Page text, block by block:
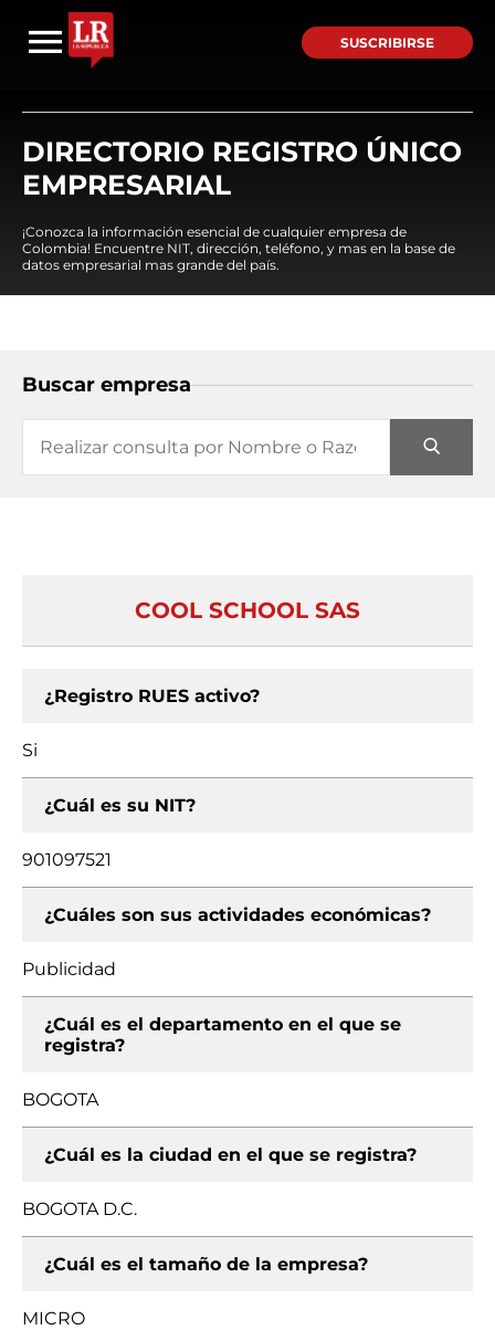
SUSCRIBIRSE
DIRECTORIO REGISTRO ÚNICO
EMPRESARIAL
¡Conozca la información esencial de cualquier empresa de
Colombia! Encuentre NIT, dirección, teléfono, y mas en la base de
datos empresarial mas grande del país.
Buscar empresa
COOL SCHOOL SAS
¿Registro RUES activo?
Si
¿Cuál es su NIT?
901097521
¿Cuáles son sus actividades económicas?
Publicidad
¿Cuál es el departamento en el que se
registra?
BOGOTA
¿Cuál es la ciudad en el que se registra?
BOGOTA D.C.
¿Cuál es el tamaño de la empresa?
MICRO